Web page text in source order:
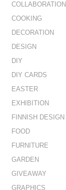
COLLABORATION
COOKING
DECORATION
DESIGN
DIY
DIY CARDS
EASTER
EXHIBITION
FINNISH DESIGN
FOOD
FURNITURE
GARDEN
GIVEAWAY
GRAPHICS